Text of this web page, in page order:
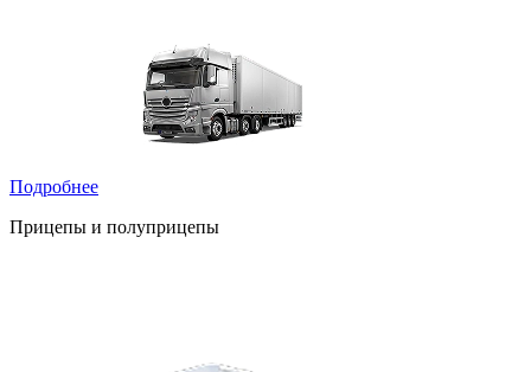
Подробнее
Прицепы и полуприцепы